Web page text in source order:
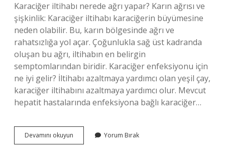
Karaciğer iltihabı nerede ağrı yapar? Karın ağrısı ve
şişkinlik: Karaciğer iltihabı karaciğerin büyümesine
neden olabilir. Bu, karın bölgesinde ağrı ve
rahatsızlığa yol açar. Çoğunlukla sağ üst kadranda
oluşan bu ağrı, iltihabın en belirgin
semptomlarından biridir. Karaciğer enfeksiyonu için
ne iyi gelir? İltihabı azaltmaya yardımcı olan yeşil çay,
karaciğer iltihabını azaltmaya yardımcı olur. Mevcut
hepatit hastalarında enfeksiyona bağlı karaciğer…
Devamını okuyun Karaciğer
Enfeksiyonu
Yorum Bırak